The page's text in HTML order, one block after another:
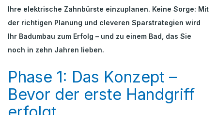
Ihre elektrische Zahnbürste einzuplanen. Keine Sorge: Mit
der richtigen Planung und cleveren Sparstrategien wird
Ihr Badumbau zum Erfolg – und zu einem Bad, das Sie
noch in zehn Jahren lieben.
Phase 1: Das Konzept –
Bevor der erste Handgriff